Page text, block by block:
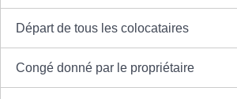
Départ de tous les colocataires
Congé donné par le propriétaire